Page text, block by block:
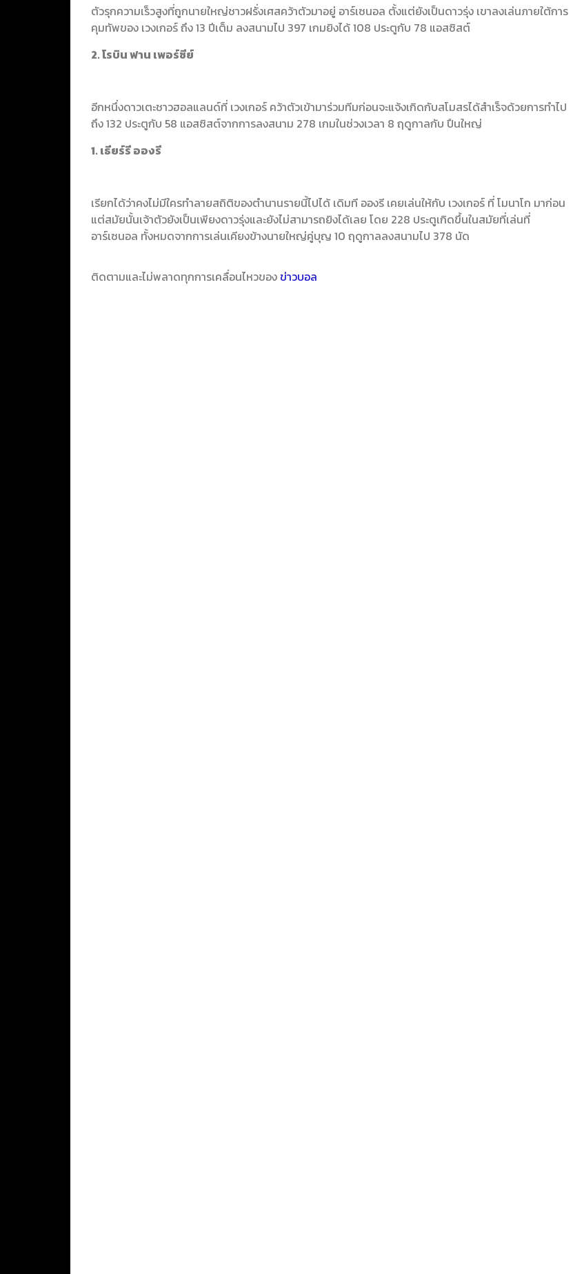
ตัวรุกความเร็วสูงที่ถูกนายใหญ่ชาวฝรั่งเศสคว้าตัวมาอยู่ อาร์เซนอล ตั้งแต่ยังเป็นดาวรุ่ง เขาลงเล่นภายใต้การ
คุมทัพของ เวงเกอร์ ถึง 13 ปีเต็ม ลงสนามไป 397 เกมยิงได้ 108 ประตูกับ 78 แอสซิสต์
2. โรบิน ฟาน เพอร์ซีย์
อีกหนึ่งดาวเตะชาวฮอลแลนด์ที่ เวงเกอร์ คว้าตัวเข้ามาร่วมทีมก่อนจะแจ้งเกิดกับสโมสรได้สำเร็จด้วยการทำไป
ถึง 132 ประตูกับ 58 แอสซิสต์จากการลงสนาม 278 เกมในช่วงเวลา 8 ฤดูกาลกับ ปืนใหญ่
1. เธียร์รี อองรี
เรียกได้ว่าคงไม่มีใครทำลายสถิติของตำนานรายนี้ไปได้ เดิมที อองรี เคยเล่นให้กับ เวงเกอร์ ที่ โมนาโก มาก่อน
แต่สมัยนั้นเจ้าตัวยังเป็นเพียงดาวรุ่งและยังไม่สามารถยิงได้เลย โดย 228 ประตูเกิดขึ้นในสมัยที่เล่นที่
อาร์เซนอล ทั้งหมดจากการเล่นเคียงข้างนายใหญ่คู่บุญ 10 ฤดูกาลลงสนามไป 378 นัด
ติดตามและไม่พลาดทุกการเคลื่อนไหวของ ข่าวบอล